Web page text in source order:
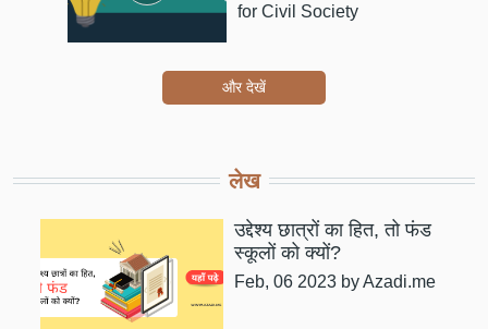
for Civil Society
और देखें
लेख
उद्देश्य छात्रों का हित, तो फंड
स्कूलों को क्यों?
Feb, 06 2023 by Azadi.me